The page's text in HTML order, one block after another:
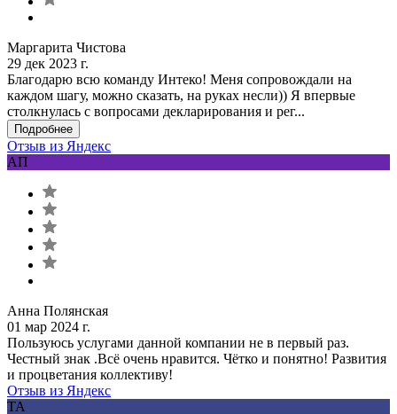
Маргарита Чистова
29 дек 2023 г.
Благодарю всю команду Интеко! Меня сопровождали на
каждом шагу, можно сказать, на руках несли)) Я впервые
столкнулась с вопросами декларирования и рег...
Подробнее
Отзыв из Яндекс
АП
Анна Полянская
01 мар 2024 г.
Пользуюсь услугами данной компании не в первый раз.
Честный знак .Всё очень нравится. Чётко и понятно! Развития
и процветания коллективу!
Отзыв из Яндекс
ТА